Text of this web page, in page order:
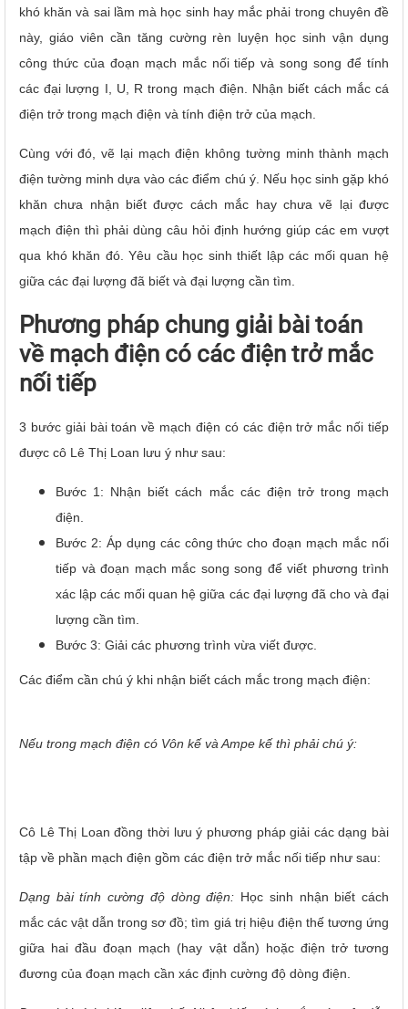
khó khăn và sai lầm mà học sinh hay mắc phải trong chuyên đề
này, giáo viên cần tăng cường rèn luyện học sinh vận dụng
công thức của đoạn mạch mắc nối tiếp và song song để tính
các đại lượng I, U, R trong mạch điện. Nhận biết cách mắc cá
điện trở trong mạch điện và tính điện trở của mạch.
Cùng với đó, vẽ lại mạch điện không tường minh thành mạch
điện tường minh dựa vào các điểm chú ý. Nếu học sinh gặp khó
khăn chưa nhận biết được cách mắc hay chưa vẽ lại được
mạch điện thì phải dùng câu hỏi định hướng giúp các em vượt
qua khó khăn đó. Yêu cầu học sinh thiết lập các mối quan hệ
giữa các đại lượng đã biết và đại lượng cần tìm.
Phương pháp chung giải bài toán
về mạch điện có các điện trở mắc
nối tiếp
3 bước giải bài toán về mạch điện có các điện trở mắc nối tiếp
được cô Lê Thị Loan lưu ý như sau:
Bước 1: Nhận biết cách mắc các điện trở trong mạch
điện.
Bước 2: Áp dụng các công thức cho đoạn mạch mắc nối
tiếp và đoạn mạch mắc song song để viết phương trình
xác lập các mối quan hệ giữa các đại lượng đã cho và đại
lượng cần tìm.
Bước 3: Giải các phương trình vừa viết được.
Các điểm cần chú ý khi nhận biết cách mắc trong mạch điện:
Nếu trong mạch điện có Vôn kế và Ampe kế thì phải chú ý:
Cô Lê Thị Loan đồng thời lưu ý phương pháp giải các dạng bài
tập về phần mạch điện gồm các điện trở mắc nối tiếp như sau:
Dạng bài tính cường độ dòng điện: Học sinh nhận biết cách
mắc các vật dẫn trong sơ đồ; tìm giá trị hiệu điện thế tương ứng
giữa hai đầu đoạn mạch (hay vật dẫn) hoặc điện trở tương
đương của đoạn mạch cần xác định cường độ dòng điện.